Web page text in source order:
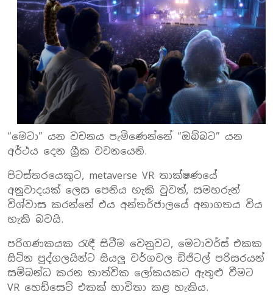
“මෙටා” යන වචනය පැමිණෙන්නේ “ඔබ්බට” යන
අර්ථය දෙන ග්‍රීක වචනයෙනි.
පිටස්තරයෙකුට, metaverse VR තාක්ෂණයේ
අනුවාදයක් ලෙස පෙනිය හැකි වුවත්, සමහරුන්
විශ්වාස කරන්නේ එය අන්තර්ජාලයේ අනාගතය විය
හැකි බවයි.
පරිගණකයක රැඳී සිටීම වෙනුවට, මෙටාවර්ස් එකක
සිටින පුද්ගලයින්ට සියලු වර්ගවල ඩිජිටල් පරිසරයන්
සම්බන්ධ කරන තාත්වික ලෝකයකට ඇතුළු වීමට
VR හෙඩ්සෙට් එකක් භාවිතා කළ හැකිය.